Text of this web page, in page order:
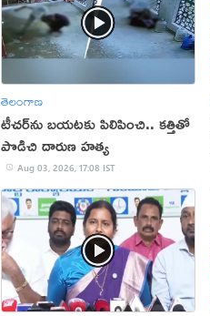
తెలంగాణ
టీచర్‌ను బయటకు పిలిపించి.. కత్తితో
పొడిచి దారుణ హత్య
Aug 03, 2026, 17:08 IST